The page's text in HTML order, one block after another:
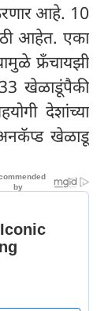
आहे. 10
आहेत. एका
फ्रँचायझी
खेळाडूंपैकी
देशांच्या
खेळाडू